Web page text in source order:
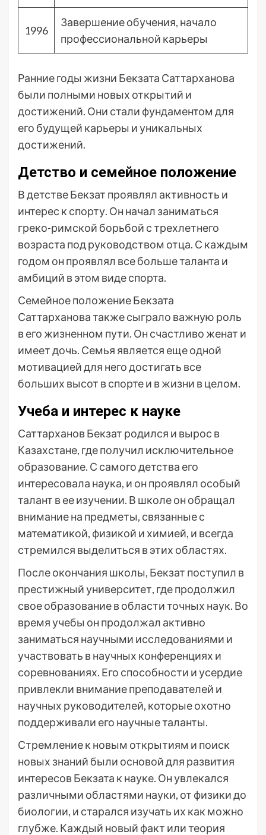
1996
Завершение обучения, начало
профессиональной карьеры
Ранние годы жизни Бекзата Саттарханова
были полными новых открытий и
достижений. Они стали фундаментом для
его будущей карьеры и уникальных
достижений.
Детство и семейное положение
В детстве Бекзат проявлял активность и
интерес к спорту. Он начал заниматься
греко-римской борьбой с трехлетнего
возраста под руководством отца. С каждым
годом он проявлял все больше таланта и
амбиций в этом виде спорта.
Семейное положение Бекзата
Саттарханова также сыграло важную роль
в его жизненном пути. Он счастливо женат и
имеет дочь. Семья является еще одной
мотивацией для него достигать все
больших высот в спорте и в жизни в целом.
Учеба и интерес к науке
Саттарханов Бекзат родился и вырос в
Казахстане, где получил исключительное
образование. С самого детства его
интересовала наука, и он проявлял особый
талант в ее изучении. В школе он обращал
внимание на предметы, связанные с
математикой, физикой и химией, и всегда
стремился выделиться в этих областях.
После окончания школы, Бекзат поступил в
престижный университет, где продолжил
свое образование в области точных наук. Во
время учебы он продолжал активно
заниматься научными исследованиями и
участвовать в научных конференциях и
соревнованиях. Его способности и усердие
привлекли внимание преподавателей и
научных руководителей, которые охотно
поддерживали его научные таланты.
Стремление к новым открытиям и поиск
новых знаний были основой для развития
интересов Бекзата к науке. Он увлекался
различными областями науки, от физики до
биологии, и старался изучать их как можно
глубже. Каждый новый факт или теория